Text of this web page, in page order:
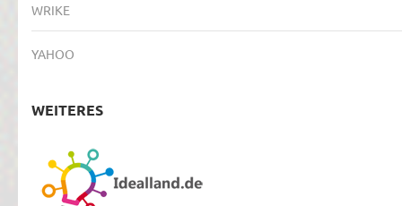
WRIKE
YAHOO
WEITERES